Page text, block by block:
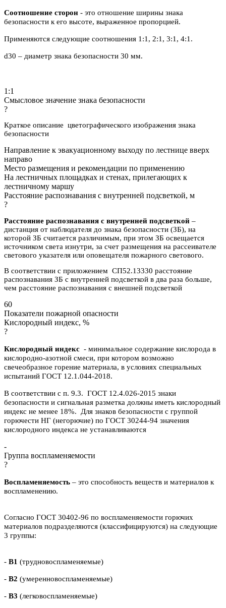
Соотношение сторон - это отношение ширины знака
безопасности к его высоте, выраженное пропорцией.
Применяются следующие соотношения 1:1, 2:1, 3:1, 4:1.
d30 – диаметр знака безопасности 30 мм.
1:1
Смысловое значение знака безопасности
?
Краткое описание цветографического изображения знака
безопасности
Направление к эвакуационному выходу по лестнице вверх
направо
Место размещения и рекомендации по применению
На лестничных площадках и стенах, прилегающих к
лестничному маршу
Расстояние распознавания с внутренней подсветкой, м
?
Расстояние распознавания с внутренней подсветкой –
дистанция от наблюдателя до знака безопасности (ЗБ), на
которой ЗБ считается различимым, при этом ЗБ освещается
источником света изнутри, за счет размещения на рассеивателе
светового указателя или оповещателя пожарного светового.
В соответствии с приложением СП52.13330 расстояние
распознавания ЗБ с внутренней подсветкой в два раза больше,
чем расстояние распознавания с внешней подсветкой
60
Показатели пожарной опасности
Кислородный индекс, %
?
Кислородный индекс - минимальное содержание кислорода в
кислородно-азотной смеси, при котором возможно
свечеобразное горение материала, в условиях специальных
испытаний ГОСТ 12.1.044-2018.
В соответствии с п. 9.3. ГОСТ 12.4.026-2015 знаки
безопасности и сигнальная разметка должны иметь кислородный
индекс не менее 18%. Для знаков безопасности с группой
горючести НГ (негорючие) по ГОСТ 30244-94 значения
кислородного индекса не устанавливаются
-
Группа воспламеняемости
?
Воспламеняемость – это способность веществ и материалов к
воспламенению.
Согласно ГОСТ 30402-96 по воспламеняемости горючих
материалов подразделяются (классифицируются) на следующие
3 группы:
- В1 (трудновоспламеняемые)
- В2 (умеренновоспламеняемые)
- В3 (легковоспламеняемые)